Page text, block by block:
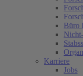
Büro
Karriere
Jobs